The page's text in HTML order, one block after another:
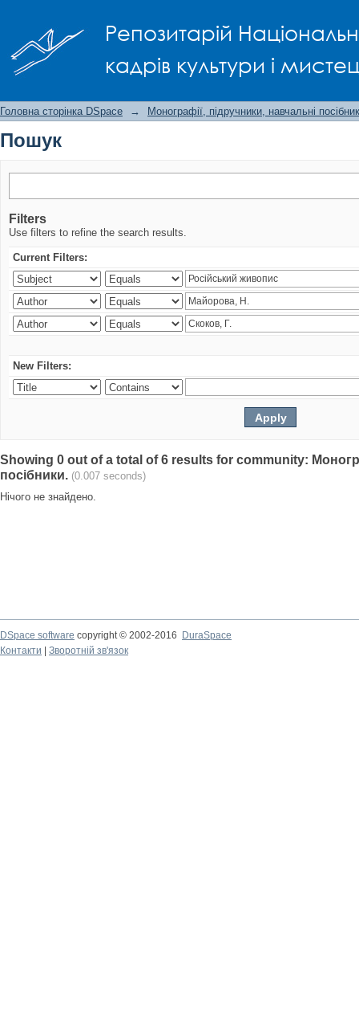
Репозитарій
кадрів культури і
Головна сторінка DSpace → Монографії, підручники, навчальні
Пошук
Filters
Use filters to refine the search results.
Current Filters:
New Filters:
Showing 0 out of a total of 6 results for community:
посібники. (0.007 seconds)
Нічого не знайдено.
DSpace software copyright © 2002-2016
DuraSpace
Контакти
Зворотній зв'язок